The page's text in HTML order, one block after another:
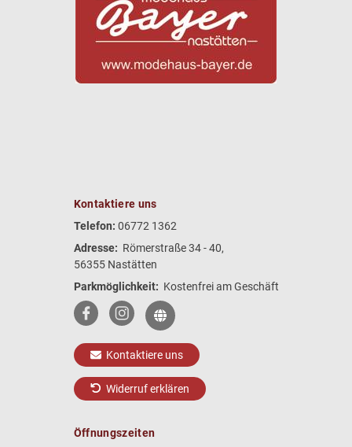
Kontaktiere uns
Telefon: 06772 1362
Adresse: Römerstraße 34 - 40,
56355 Nastätten
Parkmöglichkeit: Kostenfrei am Geschäft
Kontaktiere uns
Widerruf erklären
Öffnungszeiten